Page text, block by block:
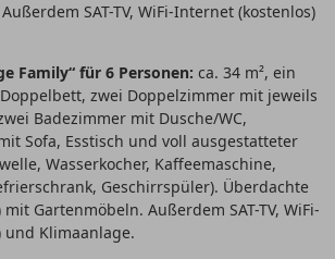
SAT-TV, WiFi-Internet (kostenlos)
Family“ für 6 Personen: ca. 34 m², ein
zwei Doppelzimmer mit jeweils
Badezimmer mit Dusche/WC,
Sofa, Esstisch und voll ausgestatteter
Wasserkocher, Kaffeemaschine,
Geschirrspüler). Überdachte
mit Gartenmöbeln. Außerdem SAT-TV, WiFi-
Klimaanlage.